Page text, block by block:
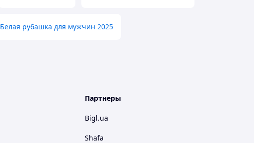
Белая рубашка для мужчин 2025
Партнеры
Bigl.ua
Shafa